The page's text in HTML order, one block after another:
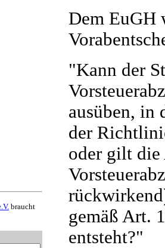
braucht
Dem EuGH
"Kann der
ausüben, in
der
oder gilt die
gemäß Art.
entsteht?"